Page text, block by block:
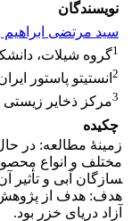
نویسندگان
سید مرتضی ابراهیم
1گروه شیلات،
2 انستیتو پاستور
3مرکز ذخایر زیستی
چکیده
زمینۀ مطالعه: در
سازگان آبی و تأثیر
هدف: هدف از پژوهش
آزاد دریای خزر بود.